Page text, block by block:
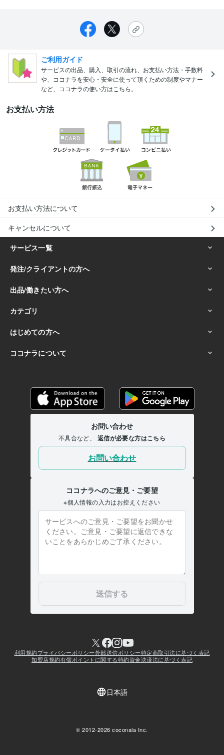
ご利用ガイド
サービスの出品、購入、取引の流れ、お支払い方法・手数料
や、ココナラを安心・安全に使って頂くための制度やマナー
など、ココナラの使い方はこちら。
お支払い方法
お支払い方法について
キャンセルについて